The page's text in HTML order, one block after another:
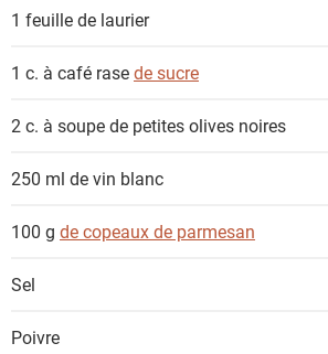
1 feuillede laurier
1 c. à café rasede sucre
2 c. à soupede petites olives noires
250 ml de vin blanc
100 g de copeaux de parmesan
Sel
Poivre